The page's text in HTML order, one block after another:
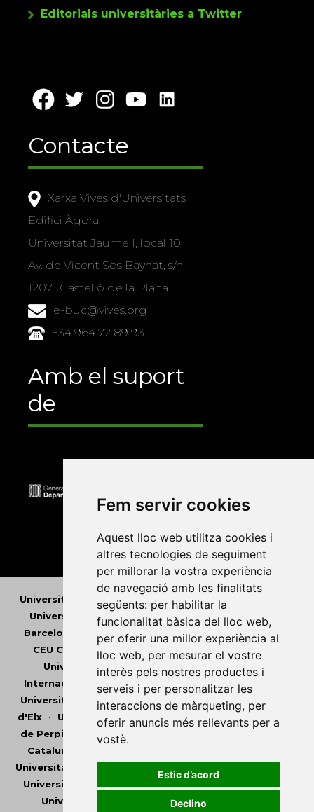
Fem servir cookies
Aquest lloc web utilitza cookies i
altres tecnologies de seguiment
per millorar la vostra experiència
de navegació amb les finalitats
següents: per habilitar la
funcionalitat bàsica del lloc web,
per oferir una millor experiència al
lloc web, per mesurar el vostre
interès pels nostres productes i
serveis i per personalitzar les
interaccions de màrqueting, per
oferir anuncis més rellevants per a
vostè.
Estic d’acord
Declino
Editorials universitàries a Twitter
Contacte
Xarxa Vives d'Universitats
Edifici Àgora
Universitat Jaume I, local 10
Av. de Vicent Sos Baynat, s/n
12071 Castelló de la Plana
e-buc@vives.org
+34 964 72 89 93
Amb el suport
de
Universitat Abat Oliba CEU •Universitat d'Alacant
Universitat d'Andorra
•
Universitat Autònoma de
Barcelona
Universitat de Barcelona
Universitat
CEU Cardenal Herrera
Universitat de Girona
Universitat de les Illes Balears
Universitat
Internacional de Catalunya
Universitat Jaume I
Universitat de Lleida
• Universitat Miguel Hernández
d'Elx• Universitat Oberta de Catalunya •Universitat
de Perpinyà Via Domitia
Catalunya
Universitat Pompeu Fabra
Universitat Rovira i Virgili
•
Universitat de València
•Universitat de Vic -